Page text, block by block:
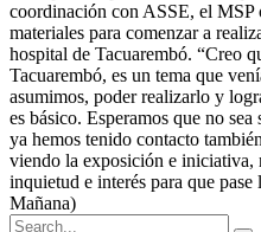
coordinación con ASSE, el MSP
materiales para comenzar a
hospital de Tacuarembó. “Creo
Tacuarembó, es un tema que
asumimos, poder realizarlo y
es básico. Esperamos que no
ya hemos tenido contacto
viendo la exposición e iniciativa,
inquietud e interés para que
Mañana)